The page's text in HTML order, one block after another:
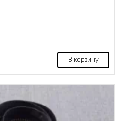
В корзину